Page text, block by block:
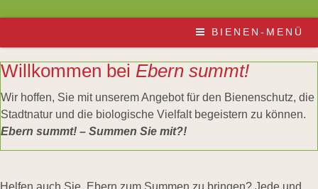
BIENEN-MENÜ
Bestäubungsfunktion
Bienensterben
More
than
honey
Wesensgemäße
Stadtimkerei
Links
Willkommen bei Ebern summt!
Wir hoffen, Sie mit unserem Angebot für den Bienenschutz, die
Stadtnatur und die biologische Vielfalt begeistern zu können.
Ebern summt! – Summen Sie mit?!